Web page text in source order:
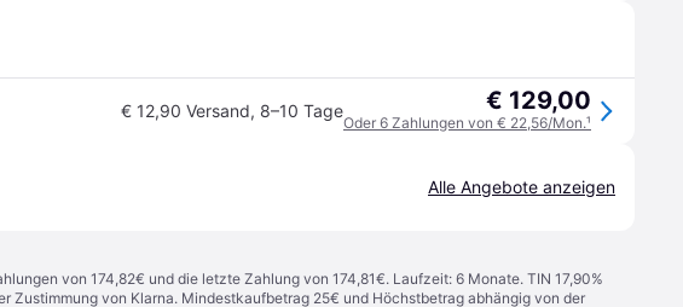
€ 12,90 Versand, 8–10 Tage € 129,00
Oder 6 Zahlungen von € 22,56/Mon.¹
Alle Angebote anzeigen
von 174,82€ und die letzte Zahlung von 174,81€. Laufzeit: 6 Monate. TIN 17,90%
Zustimmung von Klarna. Mindestkaufbetrag 25€ und Höchstbetrag abhängig von der